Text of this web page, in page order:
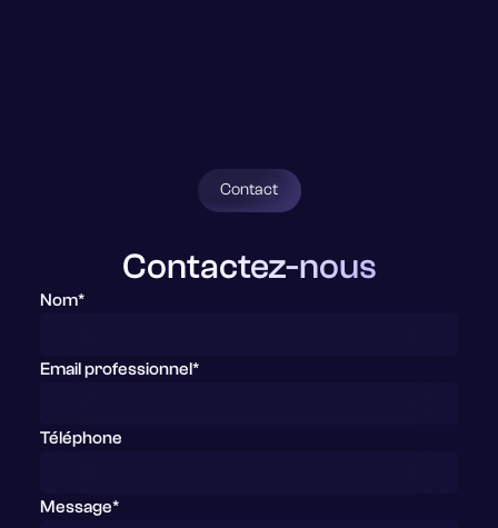
Contact
Contactez-nous
Nom*
Email professionnel*
Téléphone
Message*